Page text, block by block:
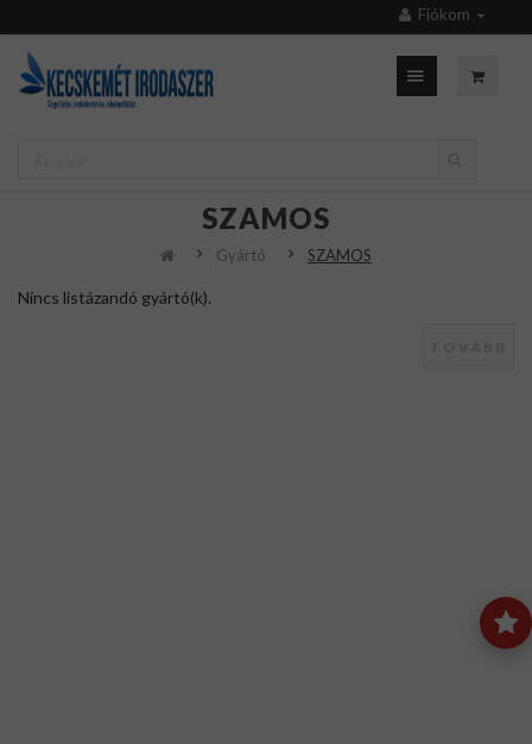
Fiókom
SZAMOS
Gyártó SZAMOS
Nincs listázandó gyártó(k).